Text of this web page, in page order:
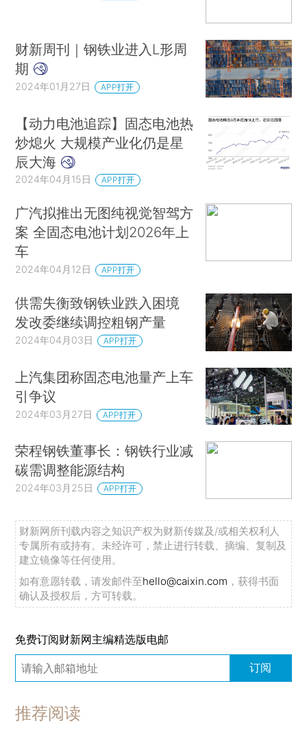
财新周刊｜钢铁业进入L形周
期
2024年01月27日 APP打开
【动力电池追踪】固态电池热
炒熄火 大规模产业化仍是星
辰大海
2024年04月15日 APP打开
广汽拟推出无图纯视觉智驾方
案 全固态电池计划2026年上
车
2024年04月12日 APP打开
供需失衡致钢铁业跌入困境
发改委继续调控粗钢产量
2024年04月03日 APP打开
上汽集团称固态电池量产上车
引争议
2024年03月27日 APP打开
荣程钢铁董事长：钢铁行业减
碳需调整能源结构
2024年03月25日 APP打开
财新网所刊载内容之知识产权为财新传媒及/或相关权利人
专属所有或持有。未经许可，禁止进行转载、摘编、复制及
建立镜像等任何使用。
如有意愿转载，请发邮件至hello@caixin.com ，获得书面
确认及授权后，方可转载。
免费订阅财新网主编精选版电邮
订阅
推荐阅读